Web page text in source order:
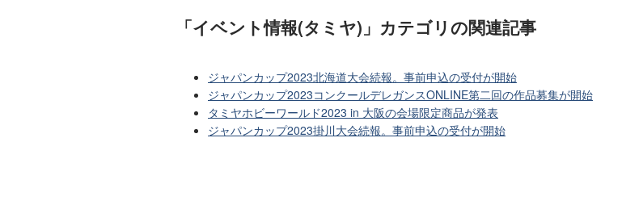
「イベント情報(タミヤ)」カテゴリの関連記事
ジャパンカップ2023北海道大会続報。事前申込の受付が開始
ジャパンカップ2023コンクールデレガンスONLINE第二回の作品募集が開始
タミヤホビーワールド2023 in 大阪の会場限定商品が発表
ジャパンカップ2023掛川大会続報。事前申込の受付が開始